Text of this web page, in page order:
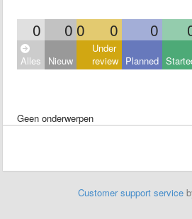
0 0 0 0 0
Alles Nieuw
Under
review Planned
Geen onderwerpen
Customer support service